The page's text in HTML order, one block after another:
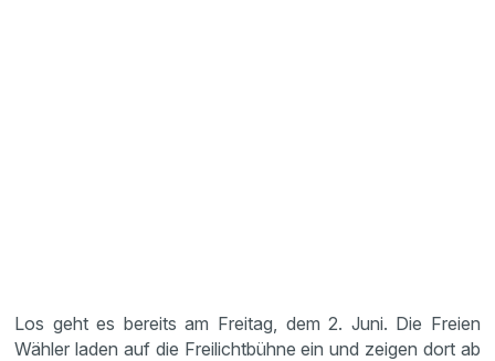
Los geht es bereits am Freitag, dem 2. Juni. Die Freien
Wähler laden auf die Freilichtbühne ein und zeigen dort ab